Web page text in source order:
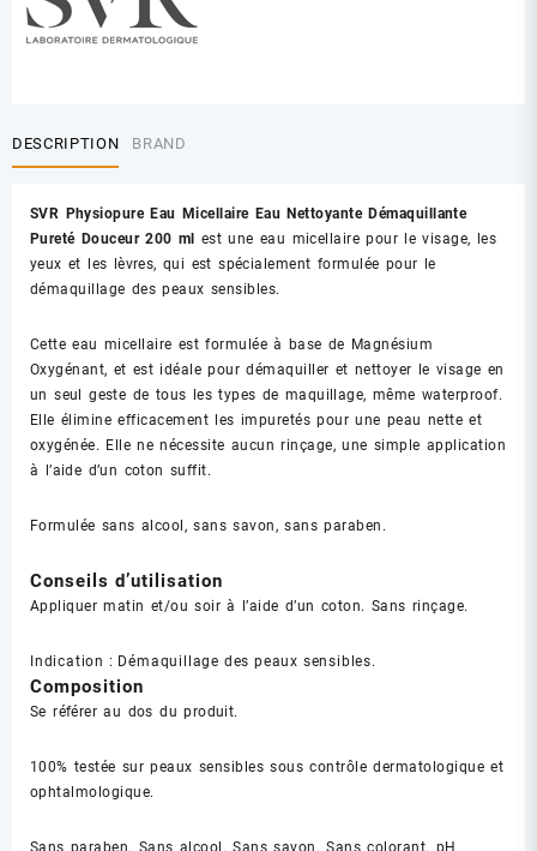
DESCRIPTION BRAND
SVR Physiopure Eau Micellaire Eau Nettoyante Démaquillante
Pureté Douceur 200 ml
est une eau micellaire pour le visage, les
yeux et les lèvres, qui est spécialement formulée pour le
démaquillage des peaux sensibles.
Cette eau micellaire est formulée à base de Magnésium
Oxygénant, et est idéale pour démaquiller et nettoyer le visage en
un seul geste de tous les types de maquillage, même waterproof.
Elle élimine efficacement les impuretés pour une peau nette et
oxygénée. Elle ne nécessite aucun rinçage, une simple application
à l’aide d’un coton suffit.
Formulée sans alcool, sans savon, sans paraben.
Conseils d’utilisation
Appliquer matin et/ou soir à l’aide d’un coton. Sans rinçage.
Indication : Démaquillage des peaux sensibles.
Composition
Se référer au dos du produit.
100% testée sur peaux sensibles sous contrôle dermatologique et
ophtalmologique.